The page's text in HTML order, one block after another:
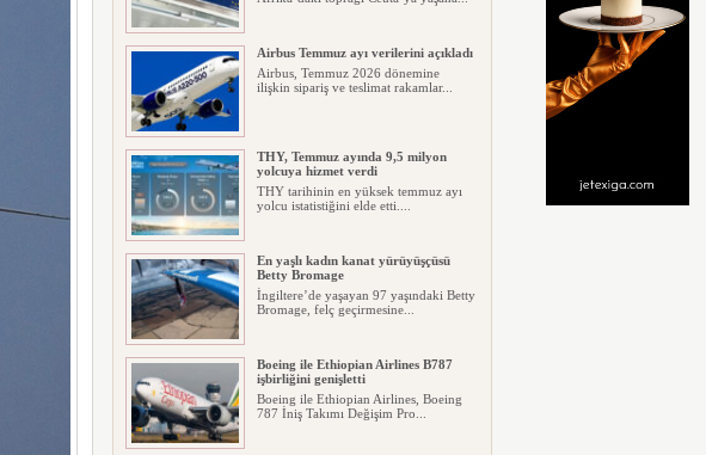
Airbus Temmuz ayı verilerini açıkladı
Airbus, Temmuz 2026 dönemine
ilişkin sipariş ve teslimat rakamlar...
THY, Temmuz ayında 9,5 milyon
yolcuya hizmet verdi
THY tarihinin en yüksek temmuz ayı
yolcu istatistiğini elde etti....
En yaşlı kadın kanat yürüyüşçüsü
Betty Bromage
İngiltere’de yaşayan 97 yaşındaki Betty
Bromage, felç geçirmesine...
Boeing ile Ethiopian Airlines B787
işbirliğini genişletti
Boeing ile Ethiopian Airlines, Boeing
787 İniş Takımı Değişim Pro...